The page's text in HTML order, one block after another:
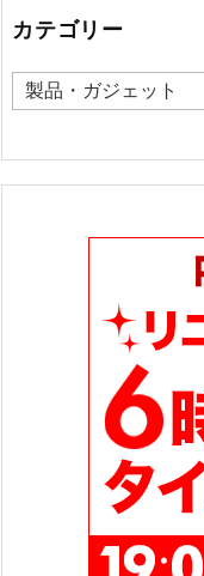
カテゴリー
カ
ゴ